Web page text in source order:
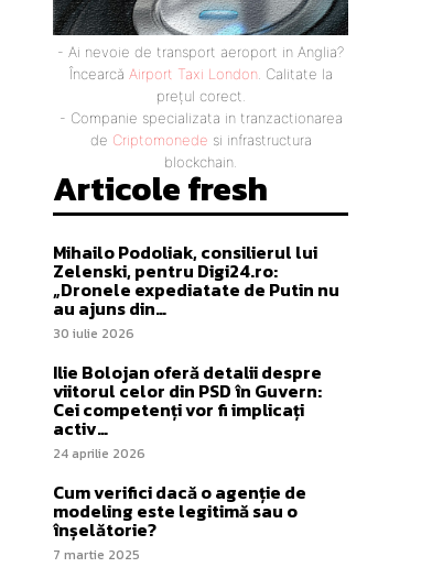
- Ai nevoie de transport aeroport in Anglia?
Încearcă Airport Taxi London. Calitate la
prețul corect.
- Companie specializata in tranzactionarea
de Criptomonede si infrastructura
blockchain.
Articole fresh
Mihailo Podoliak, consilierul lui
Zelenski, pentru Digi24.ro:
„Dronele expediatate de Putin nu
au ajuns din…
30 iulie 2026
Ilie Bolojan oferă detalii despre
viitorul celor din PSD în Guvern:
Cei competenți vor fi implicați
activ…
24 aprilie 2026
Cum verifici dacă o agenție de
modeling este legitimă sau o
înșelătorie?
7 martie 2025